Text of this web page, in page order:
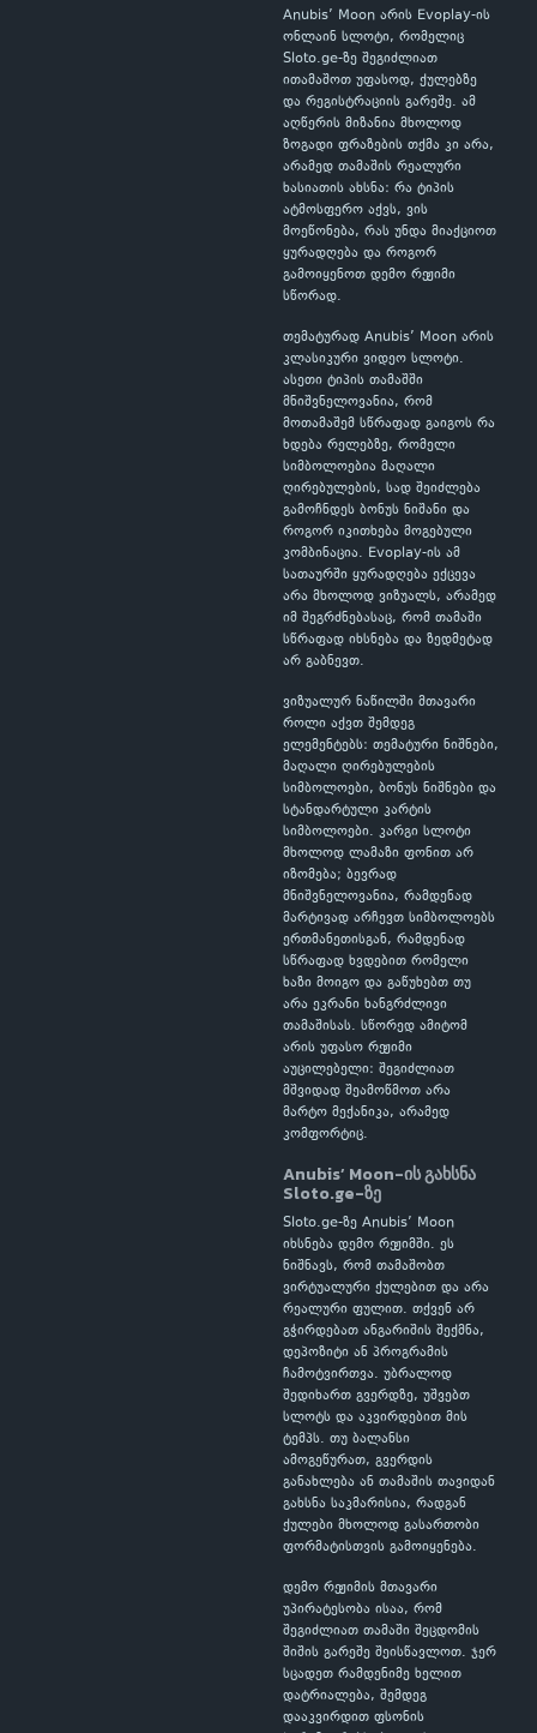
Anubis’ Moon არის Evoplay-ის
ონლაინ სლოტი, რომელიც
Sloto.ge-ზე შეგიძლიათ
ითამაშოთ უფასოდ, ქულებზე
და რეგისტრაციის გარეშე. ამ
აღწერის მიზანია მხოლოდ
ზოგადი ფრაზების თქმა კი არა,
არამედ თამაშის რეალური
ხასიათის ახსნა: რა ტიპის
ატმოსფერო აქვს, ვის
მოეწონება, რას უნდა მიაქციოთ
ყურადღება და როგორ
გამოიყენოთ დემო რეჟიმი
სწორად.
თემატურად Anubis’ Moon არის
კლასიკური ვიდეო სლოტი.
ასეთი ტიპის თამაშში
მნიშვნელოვანია, რომ
მოთამაშემ სწრაფად გაიგოს რა
ხდება რელებზე, რომელი
სიმბოლოებია მაღალი
ღირებულების, სად შეიძლება
გამოჩნდეს ბონუს ნიშანი და
როგორ იკითხება მოგებული
კომბინაცია. Evoplay-ის ამ
სათაურში ყურადღება ექცევა
არა მხოლოდ ვიზუალს, არამედ
იმ შეგრძნებასაც, რომ თამაში
სწრაფად იხსნება და ზედმეტად
არ გაბნევთ.
ვიზუალურ ნაწილში მთავარი
როლი აქვთ შემდეგ
ელემენტებს: თემატური ნიშნები,
მაღალი ღირებულების
სიმბოლოები, ბონუს ნიშნები და
სტანდარტული კარტის
სიმბოლოები. კარგი სლოტი
მხოლოდ ლამაზი ფონით არ
იზომება; ბევრად
მნიშვნელოვანია, რამდენად
მარტივად არჩევთ სიმბოლოებს
ერთმანეთისგან, რამდენად
სწრაფად ხვდებით რომელი
ხაზი მოიგო და გაწუხებთ თუ
არა ეკრანი ხანგრძლივი
თამაშისას. სწორედ ამიტომ
არის უფასო რეჟიმი
აუცილებელი: შეგიძლიათ
მშვიდად შეამოწმოთ არა
მარტო მექანიკა, არამედ
კომფორტიც.
Anubis’ Moon-ის გახსნა
Sloto.ge-ზე
Sloto.ge-ზე Anubis’ Moon
იხსნება დემო რეჟიმში. ეს
ნიშნავს, რომ თამაშობთ
ვირტუალური ქულებით და არა
რეალური ფულით. თქვენ არ
გჭირდებათ ანგარიშის შექმნა,
დეპოზიტი ან პროგრამის
ჩამოტვირთვა. უბრალოდ
შედიხართ გვერდზე, უშვებთ
სლოტს და აკვირდებით მის
ტემპს. თუ ბალანსი
ამოგეწურათ, გვერდის
განახლება ან თამაშის თავიდან
გახსნა საკმარისია, რადგან
ქულები მხოლოდ გასართობი
ფორმატისთვის გამოიყენება.
დემო რეჟიმის მთავარი
უპირატესობა ისაა, რომ
შეგიძლიათ თამაში შეცდომის
შიშის გარეშე შეისწავლოთ. ჯერ
სცადეთ რამდენიმე ხელით
დატრიალება, შემდეგ
დააკვირდით ფსონის